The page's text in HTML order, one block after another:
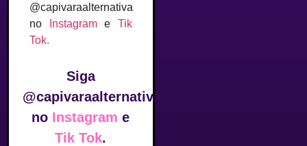
@capivaraalternativa
no Instagrame Tik
Tok.
Siga
@capivaraalternativa
no Instagram e
Tik Tok.